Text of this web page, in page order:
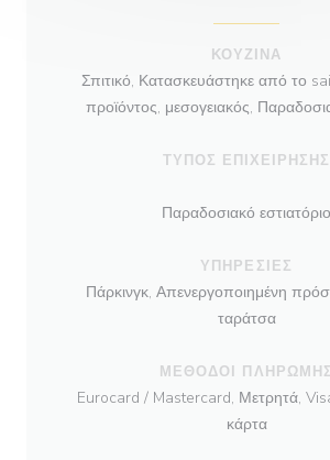
ΚΟΥΖΊΝΑ
Σπιτικό, Κατασκευάστηκε από το
προϊόντος, μεσογειακός,
ΤΎΠΟΣ ΕΠΙΧΕΊΡΗΣΗΣ
Παραδοσιακό εστιατόριο
ΥΠΗΡΕΣΊΕΣ
Πάρκινγκ, Απενεργοποιημένη
ταράτσα
ΜΈΘΟΔΟΙ ΠΛΗΡΩΜΉΣ
Eurocard / Mastercard, Μετρητά,
κάρτα